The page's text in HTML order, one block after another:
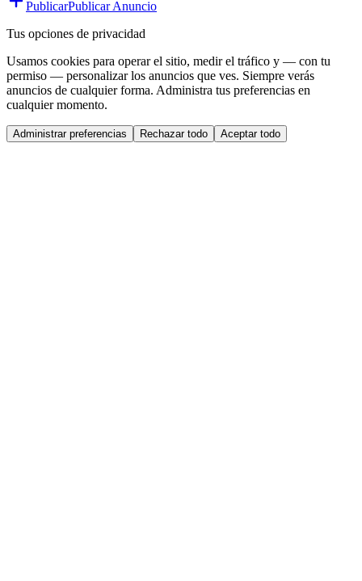
PublicarPublicar Anuncio
Tus opciones de privacidad
Usamos cookies para operar el sitio, medir el tráfico y — con tu
permiso — personalizar los anuncios que ves. Siempre verás
anuncios de cualquier forma. Administra tus preferencias en
cualquier momento.
Administrar preferencias Rechazar todo Aceptar todo